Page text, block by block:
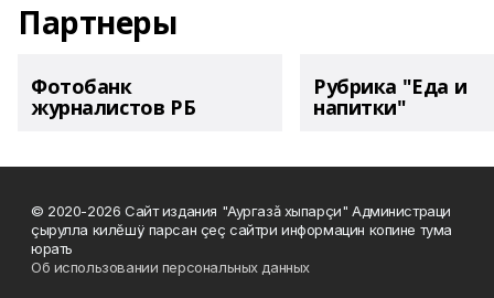
Партнеры
Фотобанк
журналистов РБ
Рубрика "Еда и
напитки"
© 2020-2026 Сайт издания "Аургазă хыпарçи" Администраци
çырулла килĕшÿ парсан çеç сайтри информацин копине тума
юрать
Об использовании персональных данных